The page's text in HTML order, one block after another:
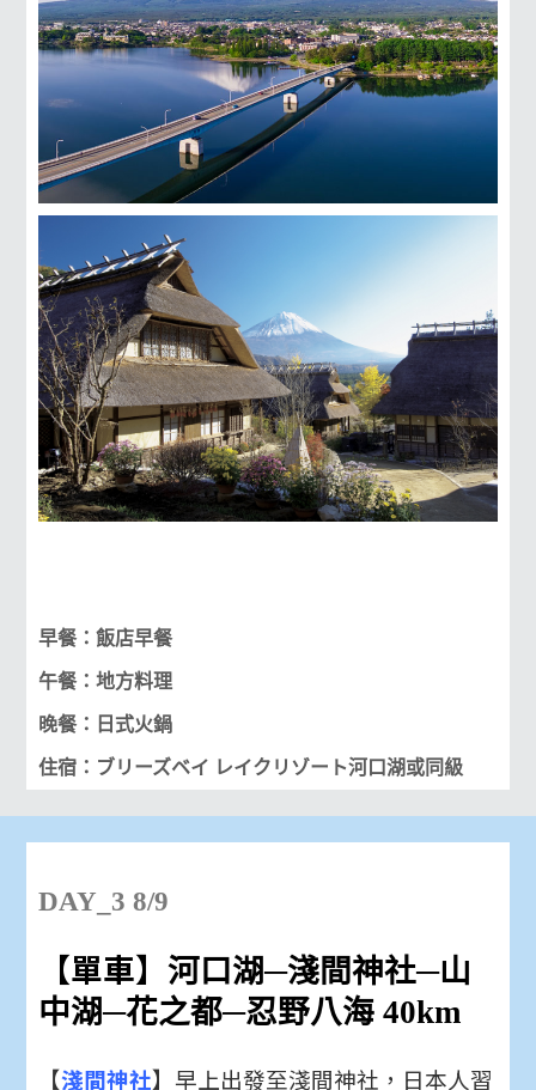
早餐：飯店早餐
午餐：地方料理
晚餐：日式火鍋
住宿：ブリーズベイ レイクリゾート河口湖或同級
DAY_3 8/9
【單車】 河口湖─淺間神社─山
中湖─花之都─忍野八海 40km
【淺間神社】早上出發至淺間神社，日本人習